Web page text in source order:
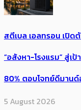
สตีเบล เอลทรอน เปิด
“อสังหา-โรงแรม” สู่เ
80% ตอบโจทย์ดีมาน
5 August 2026